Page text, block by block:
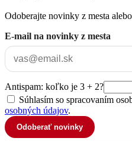
Odoberajte novinky z mesta
E-mail na novinky z mesta
Antispam: koľko je 3 + 2?
Súhlasím so spracovaním
osobných údajov.
Odoberať novinky